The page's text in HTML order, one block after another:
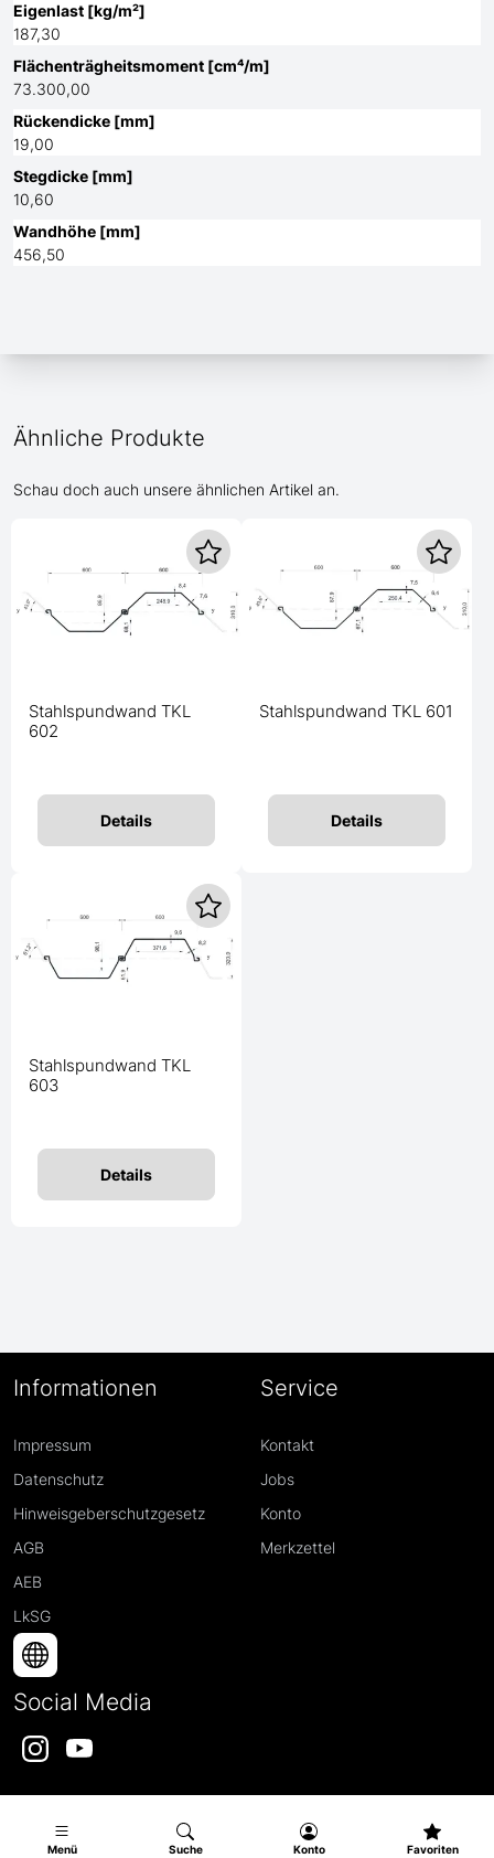
Menü Suche Konto Favoriten
Eigenlast [kg/m²]
187,30
Flächenträgheitsmoment [cm⁴/m]
73.300,00
Rückendicke [mm]
19,00
Stegdicke [mm]
10,60
Wandhöhe [mm]
456,50
Ähnliche Produkte
Schau doch auch unsere ähnlichen Artikel an.
Stahlspundwand TKL
602
Details
Stahlspundwand TKL 601
Details
Stahlspundwand TKL
603
Details
Informationen
Impressum
Datenschutz
Hinweisgeberschutzgesetz
AGB
AEB
LkSG
Service
Kontakt
Jobs
Konto
Merkzettel
Social Media
InstagramYouTube